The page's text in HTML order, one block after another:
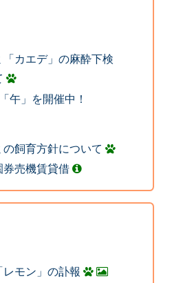
「カエデ」の麻酔下検
午」を開催中！
飼育方針について
券売機賃貸借
モン」の訃報